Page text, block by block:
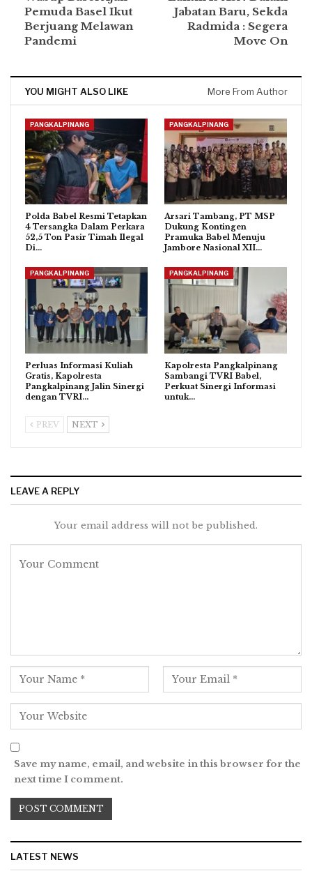
Pemuda Basel Ikut
Berjuang Melawan
Pandemi
Jabatan Baru, Sekda
Radmida : Segera
Move On
YOU MIGHT ALSO LIKE More From Author
PANGKALPINANG
Polda Babel Resmi Tetapkan
4 Tersangka Dalam Perkara
52,5 Ton Pasir Timah Ilegal
Di…
PANGKALPINANG
Arsari Tambang, PT MSP
Dukung Kontingen
Pramuka Babel Menuju
Jambore Nasional XII…
PANGKALPINANG
Perluas Informasi Kuliah
Gratis, Kapolresta
Pangkalpinang Jalin Sinergi
dengan TVRI…
PANGKALPINANG
Kapolresta Pangkalpinang
Sambangi TVRI Babel,
Perkuat Sinergi Informasi
untuk…
PREV NEXT
LEAVE A REPLY
Your email address will not be published.
Save my name, email, and website in this browser for the
next time I comment.
LATEST NEWS